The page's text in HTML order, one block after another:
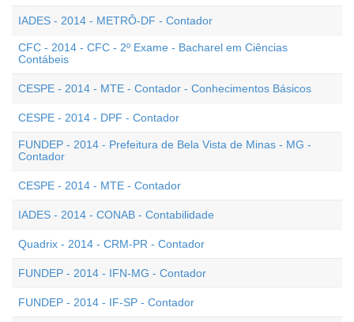
IADES - 2014 - METRÔ-DF - Contador
CFC - 2014 - CFC - 2º Exame - Bacharel em Ciências
Contábeis
CESPE - 2014 - MTE - Contador - Conhecimentos Básicos
CESPE - 2014 - DPF - Contador
FUNDEP - 2014 - Prefeitura de Bela Vista de Minas - MG -
Contador
CESPE - 2014 - MTE - Contador
IADES - 2014 - CONAB - Contabilidade
Quadrix - 2014 - CRM-PR - Contador
FUNDEP - 2014 - IFN-MG - Contador
FUNDEP - 2014 - IF-SP - Contador